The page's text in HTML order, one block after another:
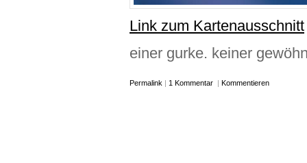
Link zum Kartenausschnitt
einer gurke. keiner
Permalink | 1 Kommentar | Kommentieren